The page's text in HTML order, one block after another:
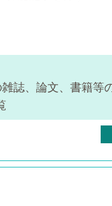
誌、論文、書籍等